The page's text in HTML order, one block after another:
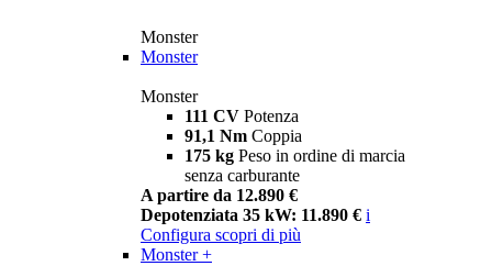
Monster
Monster
Monster
111 CV Potenza
91,1 Nm Coppia
175 kg Peso in ordine di marcia
senza carburante
A partire da 12.890 €
Depotenziata 35 kW: 11.890 € i
Configura scopri di più
Monster +